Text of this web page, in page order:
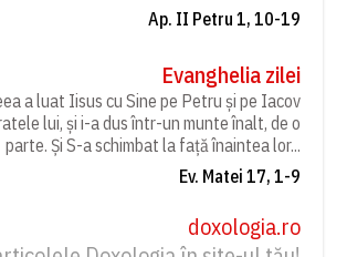
Ap. II Petru 1, 10-19
Evanghelia zilei
a luat Iisus cu Sine pe Petru și pe Iacov
lui, și i-a dus într-un munte înalt, de o
parte. Și S-a schimbat la față înaintea lor...
Ev. Matei 17, 1-9
doxologia.ro